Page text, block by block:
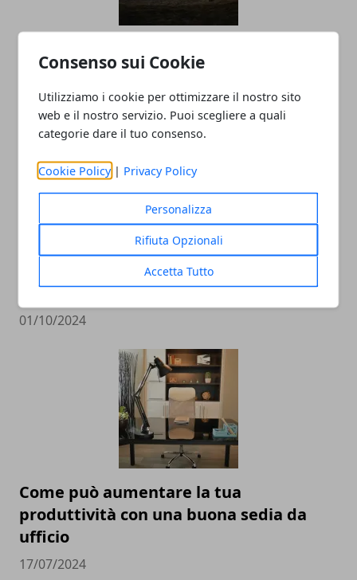
Consenso sui Cookie
Utilizziamo i cookie per ottimizzare il nostro sito
web e il nostro servizio. Puoi scegliere a quali
categorie dare il tuo consenso.
Cookie Policy | Privacy Policy
Personalizza
Rifiuta Opzionali
Accetta Tutto
trend: le destinazioni da non perdere
15/11/2024
Come raggiungere la sostenibilità
aziendale: gli step da non sottovalutare
01/10/2024
Come può aumentare la tua
produttività con una buona sedia da
ufficio
17/07/2024